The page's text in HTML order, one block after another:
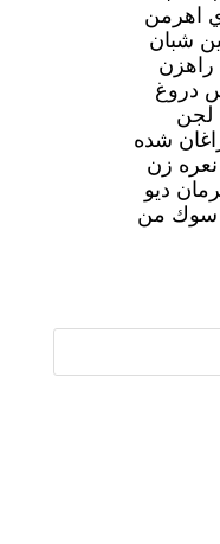
اهرمن
شبان
دروغ
لجن
شده
زن
ديو
سوك من